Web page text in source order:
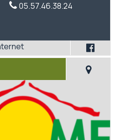
05.57.46.38.24